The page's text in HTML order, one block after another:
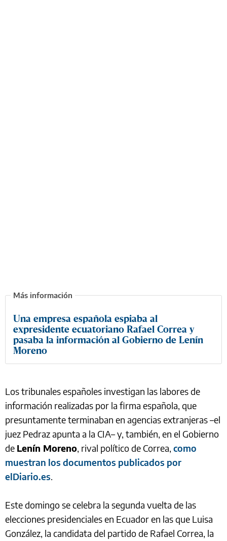
Una empresa española espiaba al
expresidente ecuatoriano Rafael Correa y
pasaba la información al Gobierno de Lenín
Moreno
Los tribunales españoles investigan las labores de
información realizadas por la firma española, que
presuntamente terminaban en agencias extranjeras –el
juez Pedraz apunta a la CIA– y, también, en el Gobierno
de Lenín Moreno, rival político de Correa, como
muestran los documentos publicados por
elDiario.es.
Este domingo se celebra la segunda vuelta de las
elecciones presidenciales en Ecuador en las que Luisa
González, la candidata del partido de Rafael Correa, la